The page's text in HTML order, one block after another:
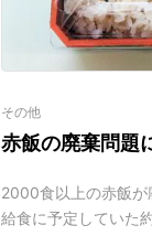
その他
赤飯の廃棄問題
2000食以上の赤飯が
給食に予定していた